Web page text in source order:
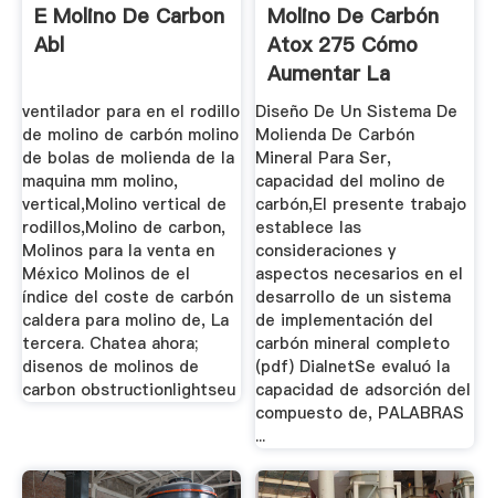
E Molino De Carbon
Abl
ventilador para en el rodillo
de molino de carbón molino
de bolas de molienda de la
maquina mm molino,
vertical,Molino vertical de
rodillos,Molino de carbon,
Molinos para la venta en
México Molinos de el
índice del coste de carbón
caldera para molino de, La
tercera. Chatea ahora;
disenos de molinos de
carbon obstructionlightseu
Molino De Carbón
Atox 275 Cómo
Aumentar La
Producción De
Venta
Diseño De Un Sistema De
Molienda De Carbón
Mineral Para Ser,
capacidad del molino de
carbón,El presente trabajo
establece las
consideraciones y
aspectos necesarios en el
desarrollo de un sistema
de implementación del
carbón mineral completo
(pdf) DialnetSe evaluó la
capacidad de adsorción del
compuesto de, PALABRAS
...